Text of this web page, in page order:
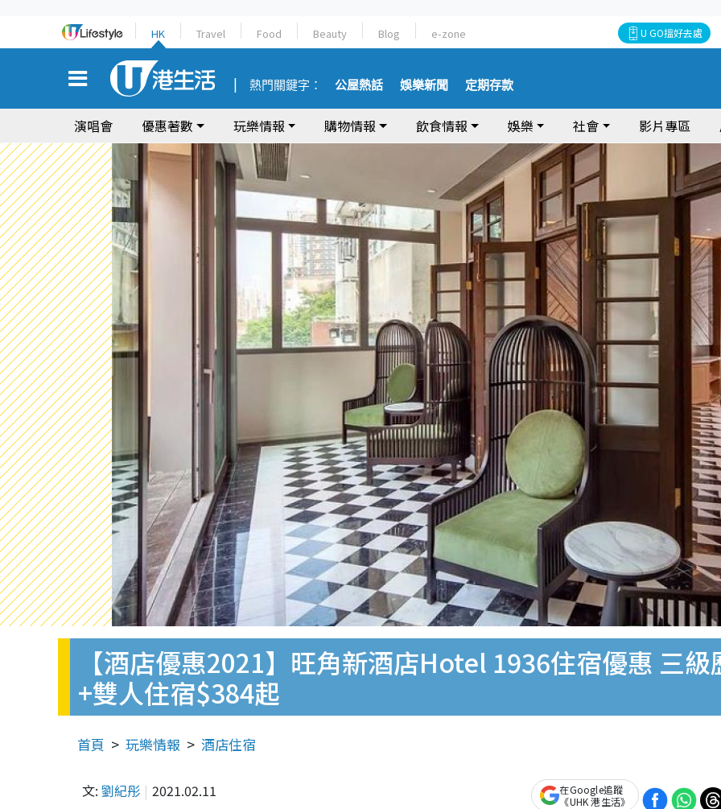
HK Travel Food Beauty Blog e-zone U GO搵好去處
熱門關鍵字： 公屋熱話 娛樂新聞 定期存款
演唱會 優惠著數 玩樂情報 購物情報 飲食情報 娛樂 社會 影片專區
【酒店優惠2021】旺角新酒店Hotel 1936住宿優惠 三
+雙人住宿$384起
首頁 玩樂情報 酒店住宿
文: 劉紀彤 2021.02.11
在Google追蹤
《UHK 港生活》